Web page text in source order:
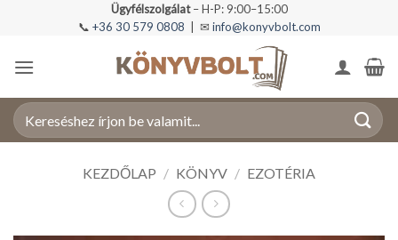
Ügyfélszolgálat– H-P: 9:00–15:00
📞 +36 30 579 0808 | ✉ info@konyvbolt.com
Keresés
a
KEZDŐLAP / KÖNYV / EZOTÉRIA